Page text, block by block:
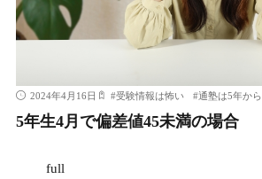
2024年4月16日 #受験情報は怖い #通塾は5年から
5年生4月で偏差値45未満の場合
full